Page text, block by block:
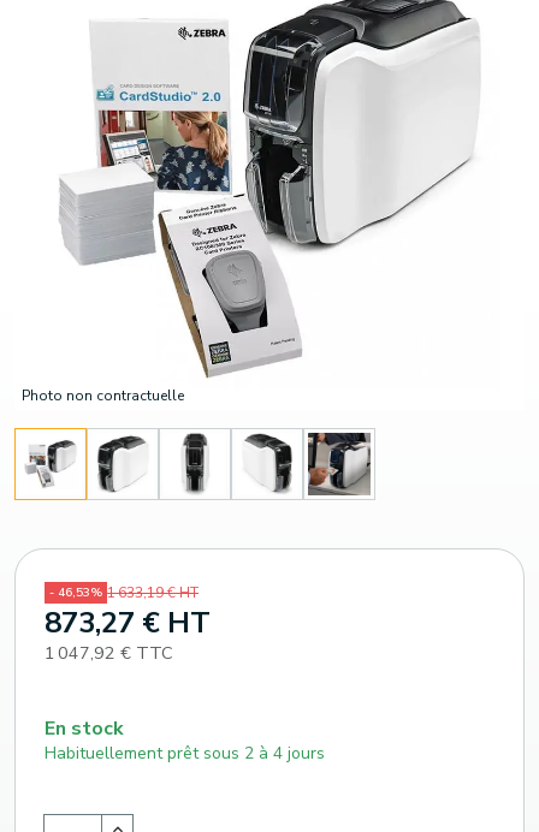
Photo non contractuelle
- 46,53% 1 633,19 € HT
873,27 € HT
1 047,92 € TTC
En stock
Habituellement prêt sous 2 à 4 jours